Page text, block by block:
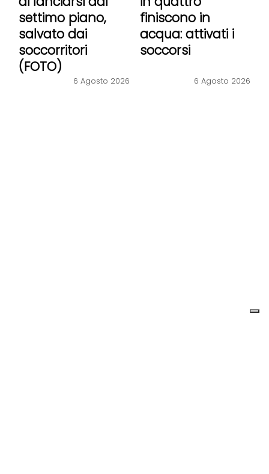
settimo piano,
salvato dai
soccorritori
(FOTO)
6 Agosto 2026
finiscono in
acqua: attivati i
soccorsi
6 Agosto 2026